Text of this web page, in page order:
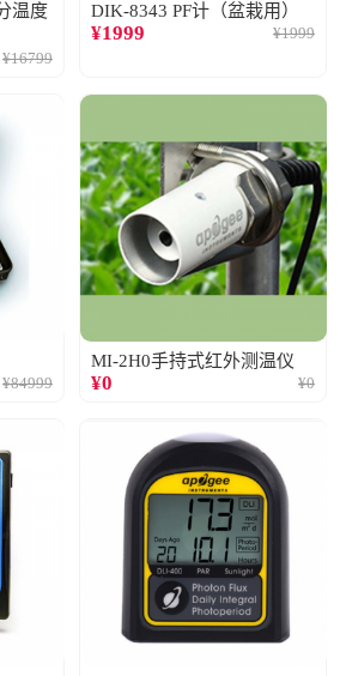
温度
¥16799
DIK-8343 PF计（盆栽用）
¥1999 ¥1999
¥84999
MI-2H0手持式红外测温仪
¥0 ¥0